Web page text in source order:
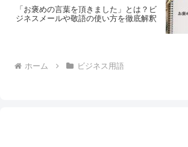
「お褒めの言葉を頂きました」とは？ビ
ジネスメールや敬語の使い方を徹底解釈
ホーム ビジネス用語